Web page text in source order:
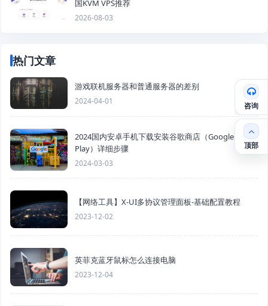
国KVM VPS推荐
2026-08-03
热门文章
游戏联机服务器和普通服务器的差别
2024-04-01
2024国内安卓手机下载安装谷歌商店（Google
Play）详细步骤
2024-03-03
【网络工具】X-UI多协议管理面板-基础配置教程
2023-12-02
英菲克蓝牙鼠标怎么连接电脑
2023-12-04
咨询
顶部